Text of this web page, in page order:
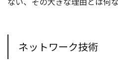
ネットワーク技術